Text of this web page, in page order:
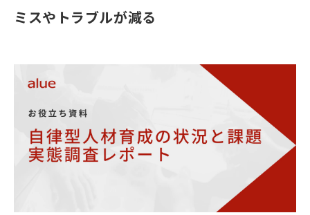
ミスやトラブルが減る